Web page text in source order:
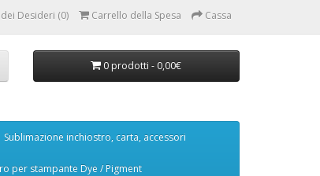
Desideri (0) Carrello della Spesa Cassa
0 prodotti - 0,00€
Sublimazione inchiostro, carta, accessori
per stampante Dye / Pigment